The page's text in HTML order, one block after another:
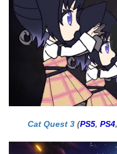
Cat Quest 3 (PS5, PS4,